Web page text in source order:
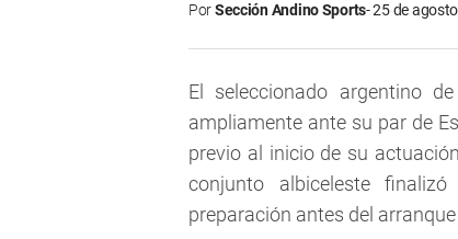
PorSección Andino Sports 25 de
El seleccionado argentino
ampliamente ante su par de
previo al inicio de su
conjunto albiceleste
preparación antes del